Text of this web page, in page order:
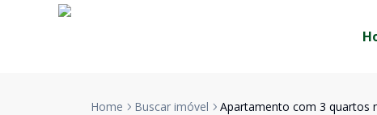
Home Buscar imóvel Apartamento com 3 quartos